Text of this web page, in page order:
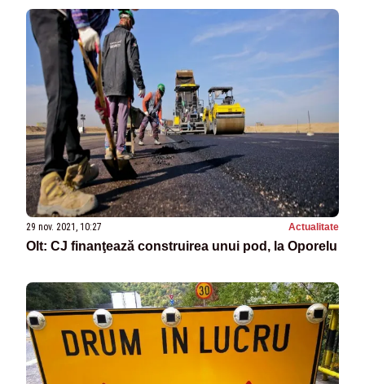
29 nov. 2021, 10:27 Actualitate
Olt: CJ finanţează construirea unui pod, la Oporelu